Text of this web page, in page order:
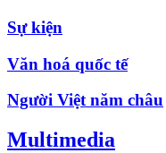
Sự kiện
Văn hoá quốc tế
Người Việt năm châu
Multimedia